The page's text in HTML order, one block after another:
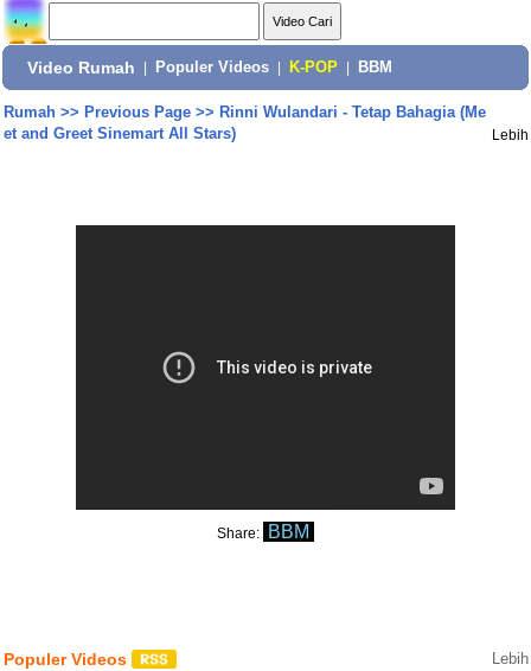
Video Rumah Populer Videos K-POP BBM
Rumah>> Previous Page>> Rinni Wulandari - Tetap Bahagia (Me
et and Greet Sinemart All Stars)
Lebih
Share: BBM
Populer Videos Lebih